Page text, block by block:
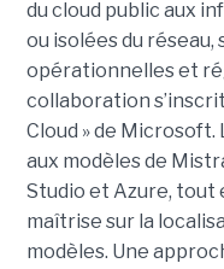
du cloud public aux
ou isolées du
opérationnelles et
collaboration
Cloud » de
aux modèles de
Studio et Azure, tout
maîtrise sur la
modèles. Une